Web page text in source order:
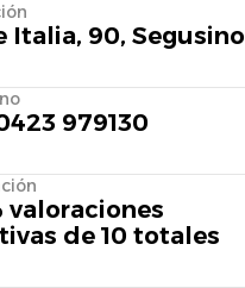
Italia, 90, Segusino
979130
valoraciones
de 10 totales